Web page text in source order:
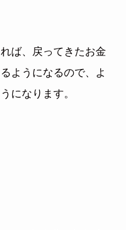
ば、戻ってきたお金
ようになるので、よ
になります。